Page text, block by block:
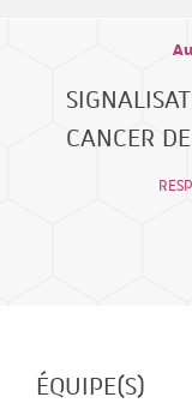
CANCER
ÉQUIPE(S)